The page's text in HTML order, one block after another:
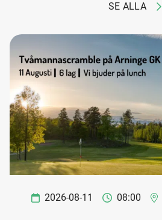
SE ALLA
2026-08-11 08:00